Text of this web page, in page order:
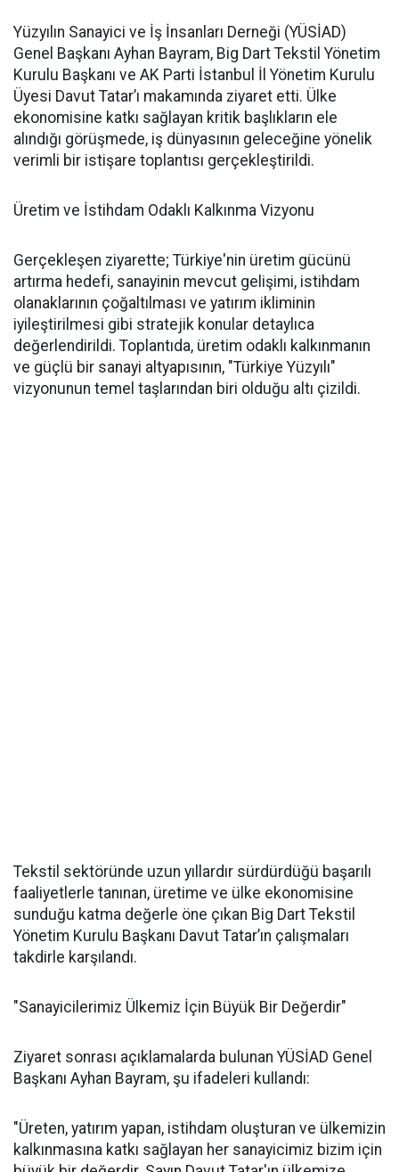
Yüzyılın Sanayici ve İş İnsanları Derneği (YÜSİAD)
Genel Başkanı Ayhan Bayram, Big Dart Tekstil Yönetim
Kurulu Başkanı ve AK Parti İstanbul İl Yönetim Kurulu
Üyesi Davut Tatar’ı makamında ziyaret etti. Ülke
ekonomisine katkı sağlayan kritik başlıkların ele
alındığı görüşmede, iş dünyasının geleceğine yönelik
verimli bir istişare toplantısı gerçekleştirildi.
Üretim ve İstihdam Odaklı Kalkınma Vizyonu
Gerçekleşen ziyarette; Türkiye'nin üretim gücünü
artırma hedefi, sanayinin mevcut gelişimi, istihdam
olanaklarının çoğaltılması ve yatırım ikliminin
iyileştirilmesi gibi stratejik konular detaylıca
değerlendirildi. Toplantıda, üretim odaklı kalkınmanın
ve güçlü bir sanayi altyapısının, "Türkiye Yüzyılı"
vizyonunun temel taşlarından biri olduğu altı çizildi.
Tekstil sektöründe uzun yıllardır sürdürdüğü başarılı
faaliyetlerle tanınan, üretime ve ülke ekonomisine
sunduğu katma değerle öne çıkan Big Dart Tekstil
Yönetim Kurulu Başkanı Davut Tatar’ın çalışmaları
takdirle karşılandı.
"Sanayicilerimiz Ülkemiz İçin Büyük Bir Değerdir"
Ziyaret sonrası açıklamalarda bulunan YÜSİAD Genel
Başkanı Ayhan Bayram, şu ifadeleri kullandı:
"Üreten, yatırım yapan, istihdam oluşturan ve ülkemizin
kalkınmasına katkı sağlayan her sanayicimiz bizim için